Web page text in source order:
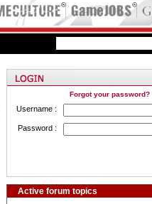
Forgot your password?
Username :
Password :
Active forum topics